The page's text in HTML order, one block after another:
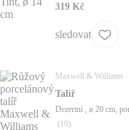
319 Kč
sledovat
Maxwell & Williams
Talíř
Dezertní , ø 20 cm,
(10)